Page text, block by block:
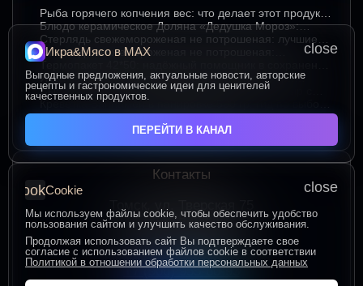
Рыба горячего копчения вес: что делает этот продукт
любимым среди ценителей
Блюдо керамическое Доляна «Дедушка Мороз»:
изюминка праздничного стола в ярком красном цвете
Стерлядь свежемороженая не потрошеная: лучшие
гастрономические сочетания для насыщенного вкуса
Стерлядь свежемороженая не потрошеная:
особенности выбора и использования в кулинарии
Термопакет 42*50: надёжный помощник в сохранении
свежести и удобстве хранения
Икра зернистая осетровых рыб Exclusive 50 гр.:
секреты идеальных сочетаний для гурманов
Сыр творожный 400 гр. от Брюкке — нежный сыр с
большим гастрономическим потенциалом
Креветка Ваннамей в панировке 500 гр: гид по выбору
и вкусному приготовлению
ЧИТАТЬ ВСЕ СТАТЬИ
Контакты
Томск, ул. Тверская 75
ПОСТРОИТЬ МАРШРУТ
Пн-Пт с 10:00 до 20:00
Сб-Вс с 10:00 до 19:00
+7 (906) 955-60-93
close
Икра&Мясо в МАХ
Выгодные предложения, актуальные новости, авторские
рецепты и гастрономические идеи для ценителей
качественных продуктов.
ПЕРЕЙТИ В КАНАЛ
close
cookieCookie
Мы используем файлы cookie, чтобы обеспечить удобство
пользования сайтом и улучшить качество обслуживания.
Продолжая использовать сайт Вы подтверждаете свое
согласие с использованием файлов cookie в соответствии
Политикой в отношении обработки персональных данных